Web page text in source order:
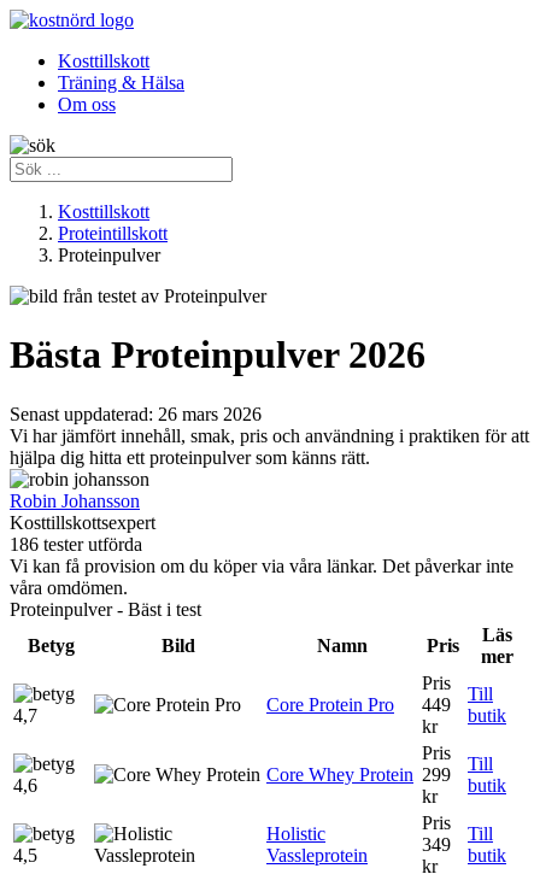
Kosttillskott
Träning & Hälsa
Om oss
Kosttillskott
Proteintillskott
Proteinpulver
Bästa Proteinpulver 2026
Senast uppdaterad: 26 mars 2026
Vi har jämfört innehåll, smak, pris och användning i praktiken för att
hjälpa dig hitta ett proteinpulver som känns rätt.
Robin Johansson
Kosttillskottsexpert
186 tester utförda
Vi kan få provision om du köper via våra länkar. Det påverkar inte
våra omdömen.
Proteinpulver - Bäst i test
Betyg
Bild Namn Pris
Läs
mer
4,7
Core Protein Pro
Pris
449
kr
Till
butik
4,6
Core Whey Protein
Pris
299
kr
Till
butik
4,5
Holistic
Vassleprotein
Pris
349
kr
Till
butik